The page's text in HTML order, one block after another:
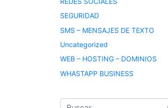
SEGURIDAD
SMS – MENSAJES DE TEXTO
Uncategorized
WEB – HOSTING – DOMINIOS
WHASTAPP BUSINESS